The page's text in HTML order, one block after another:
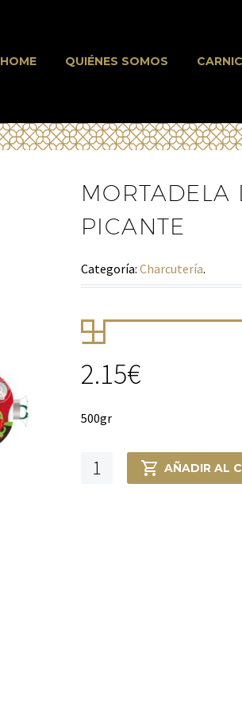
HOME QUIÉNES SOMOS
MORTADELA
PICANTE
Categoría: Charcutería.
2.15€
500gr
Mortadela
AÑADIR AL